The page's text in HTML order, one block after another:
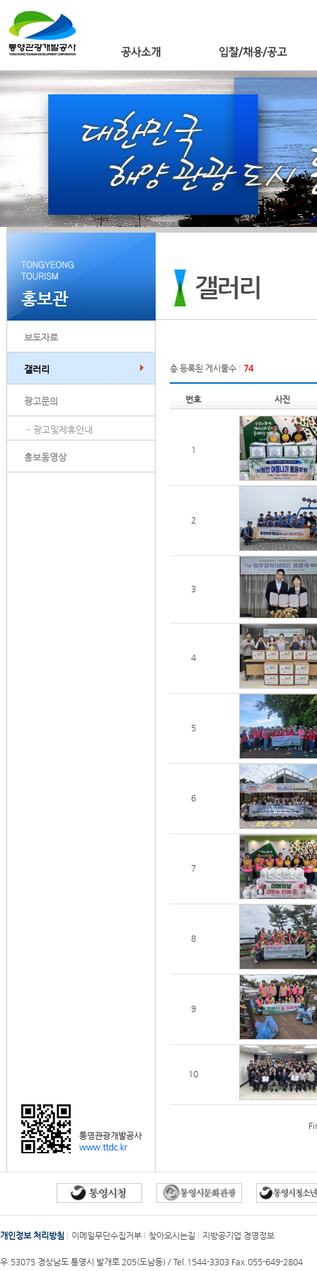
보도자료
갤러리
광고문의
- 광고및제휴안내
홍보동영상
총 등록된 게시물수 : 74
번호 사진
1
2
3
4
5
6
7
8
9
10
개인정보 처리방침 이메일무단수집거부 찾아오시는길 지방공기업 경영정보
우.53075 경상남도 통영시 발개로 205(도남동) / Tel.1544-3303 Fax.055-649-2804